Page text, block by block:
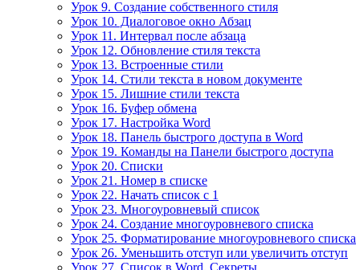
Урок 9. Создание собственного стиля
Урок 10. Диалоговое окно Абзац
Урок 11. Интервал после абзаца
Урок 12. Обновление стиля текста
Урок 13. Встроенные стили
Урок 14. Стили текста в новом документе
Урок 15. Лишние стили текста
Урок 16. Буфер обмена
Урок 17. Настройка Word
Урок 18. Панель быстрого доступа в Word
Урок 19. Команды на Панели быстрого доступа
Урок 20. Списки
Урок 21. Номер в списке
Урок 22. Начать список с 1
Урок 23. Многоуровневый список
Урок 24. Создание многоуровневого списка
Урок 25. Форматирование многоуровневого списка
Урок 26. Уменьшить отступ или увеличить отступ
Урок 27. Список в Word. Секреты